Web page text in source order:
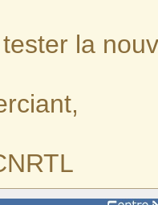
la